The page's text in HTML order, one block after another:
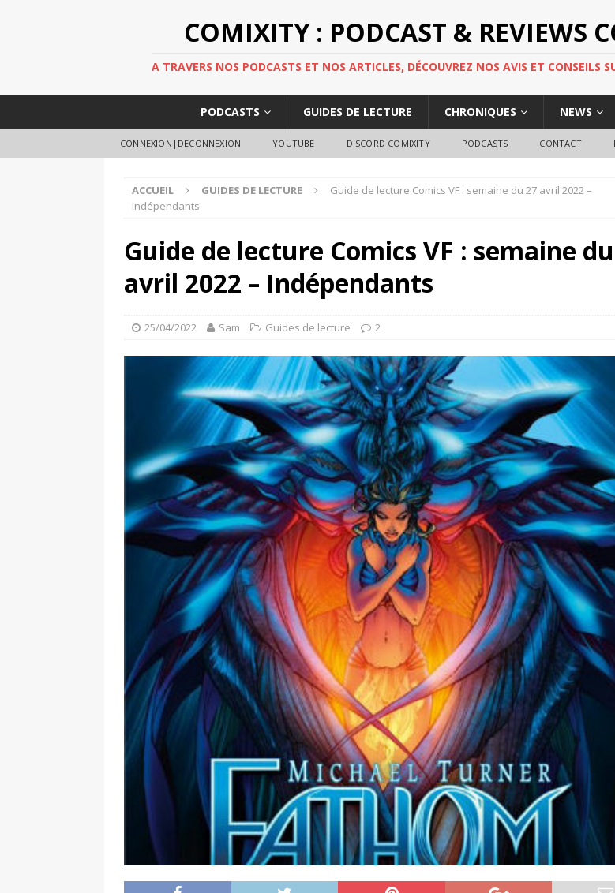
COMIXITY : PODCAST & REVIEWS
A TRAVERS NOS PODCASTS ET NOS ARTICLES, DÉCOUVREZ NOS AVIS ET CONSEILS
PODCASTS GUIDES DE LECTURE CHRONIQUES NEWS
CONNEXION|DECONNEXION YOUTUBE DISCORD COMIXITY PODCASTS CONTACT
ACCUEIL GUIDES DE LECTURE
Guide de lecture Comics VF : semaine du 27 avril 2022 –
Indépendants
Guide de lecture Comics VF : semaine
avril 2022 – Indépendants
25/04/2022 Sam Guides de lecture 2